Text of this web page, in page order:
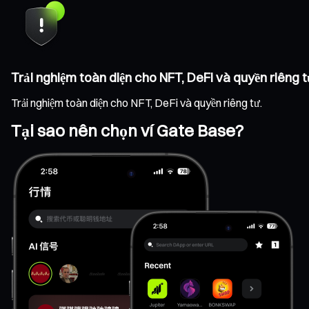
Trải nghiệm toàn diện cho NFT, DeFi và quyền riêng
Trải nghiệm toàn diện cho NFT, DeFi và quyền riêng tư.
Tại sao nên chọn ví Gate Base?